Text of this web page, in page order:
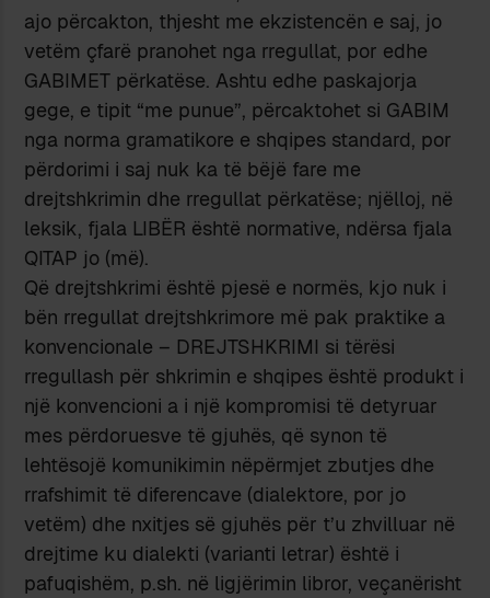
ajo përcakton, thjesht me ekzistencën e saj, jo
vetëm çfarë pranohet nga rregullat, por edhe
GABIMET përkatëse. Ashtu edhe paskajorja
gege, e tipit “me punue”, përcaktohet si GABIM
nga norma gramatikore e shqipes standard, por
përdorimi i saj nuk ka të bëjë fare me
drejtshkrimin dhe rregullat përkatëse; njëlloj, në
leksik, fjala LIBËR është normative, ndërsa fjala
QITAP jo (më).
Që drejtshkrimi është pjesë e normës, kjo nuk i
bën rregullat drejtshkrimore më pak praktike a
konvencionale – DREJTSHKRIMI si tërësi
rregullash për shkrimin e shqipes është produkt i
një konvencioni a i një kompromisi të detyruar
mes përdoruesve të gjuhës, që synon të
lehtësojë komunikimin nëpërmjet zbutjes dhe
rrafshimit të diferencave (dialektore, por jo
vetëm) dhe nxitjes së gjuhës për t’u zhvilluar në
drejtime ku dialekti (varianti letrar) është i
pafuqishëm, p.sh. në ligjërimin libror, veçanërisht